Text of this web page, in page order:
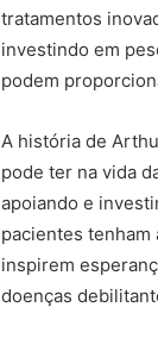
tratamentos
investindo em
podem
A história de
pode ter na vida
apoiando e
pacientes tenham
inspirem
doenças